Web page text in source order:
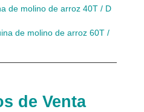
de molino de arroz 40T / D
de molino de arroz 60T /
de Venta